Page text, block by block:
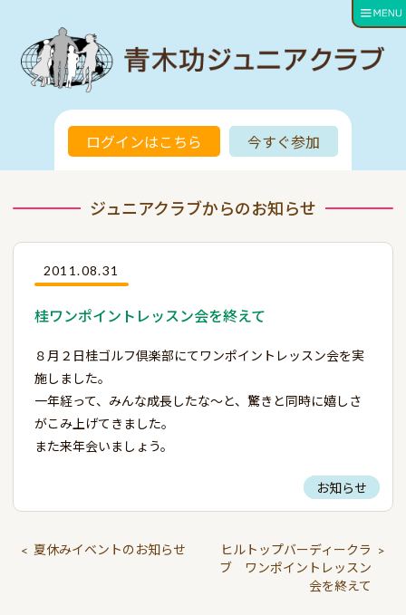
ログインはこちら 今すぐ参加
ジュニアクラブからのお知らせ
2011.08.31
桂ワンポイントレッスン会を終えて
８月２日桂ゴルフ倶楽部にてワンポイントレッスン会を実
施しました。
一年経って、みんな成長したな～と、驚きと同時に嬉しさ
がこみ上げてきました。
また来年会いましょう。
お知らせ
< 夏休みイベントのお知らせ
ヒルトップバーディークラ
ブ ワンポイントレッスン
会を終えて
>